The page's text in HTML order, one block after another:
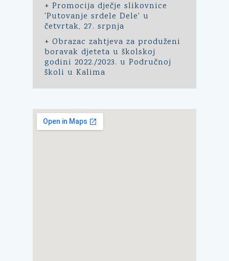
+ Promocija dječje slikovnice
'Putovanje srdele Dele' u
četvrtak, 27. srpnja
+ Obrazac zahtjeva za produženi
boravak djeteta u školskoj
godini 2022./2023. u Područnoj
školi u Kalima